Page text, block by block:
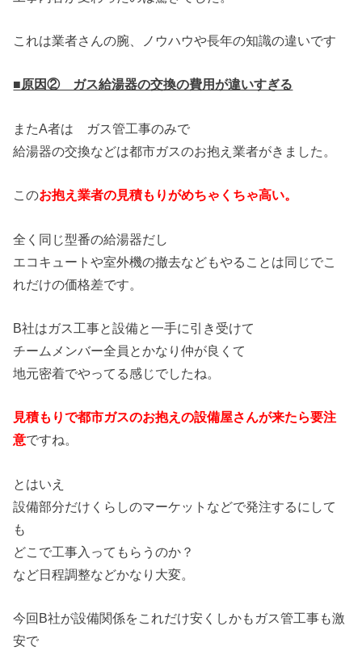
これは業者さんの腕、ノウハウや長年の知識の違いです
■原因② ガス給湯器の交換の費用が違いすぎる
またA者は ガス管工事のみで
給湯器の交換などは都市ガスのお抱え業者がきました。
このお抱え業者の見積もりがめちゃくちゃ高い。
全く同じ型番の給湯器だし
エコキュートや室外機の撤去などもやることは同じでこ
れだけの価格差です。
B社はガス工事と設備と一手に引き受けて
チームメンバー全員とかなり仲が良くて
地元密着でやってる感じでしたね。
見積もりで都市ガスのお抱えの設備屋さんが来たら要注
意ですね。
とはいえ
設備部分だけくらしのマーケットなどで発注するにして
も
どこで工事入ってもらうのか？
など日程調整などかなり大変。
今回B社が設備関係をこれだけ安くしかもガス管工事も激
安で